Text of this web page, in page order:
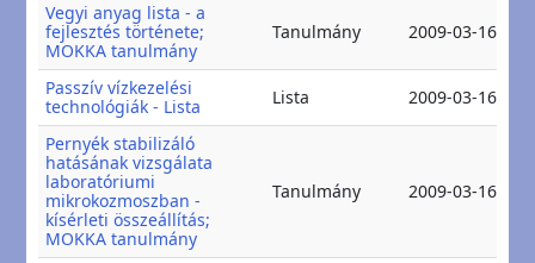
Vegyi anyag lista - a
fejlesztés története;
MOKKA tanulmány
Tanulmány 2009-03-16
Passzív vízkezelési
technológiák - Lista
Lista 2009-03-16
Pernyék stabilizáló
hatásának vizsgálata
laboratóriumi
mikrokozmoszban -
kísérleti összeállítás;
MOKKA tanulmány
Tanulmány 2009-03-16